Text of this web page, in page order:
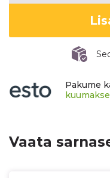
Pakume
Vaata